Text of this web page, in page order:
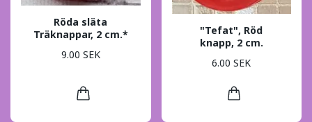
Röda släta
Träknappar, 2 cm.*
9.00 SEK
"Tefat", Röd
knapp, 2 cm.
6.00 SEK